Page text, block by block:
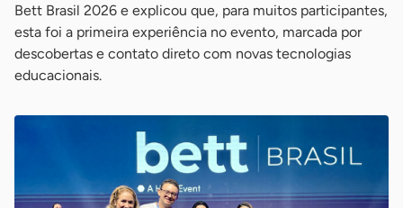
Bett Brasil 2026 e explicou que, para muitos participantes,
esta foi a primeira experiência no evento, marcada por
descobertas e contato direto com novas tecnologias
educacionais.